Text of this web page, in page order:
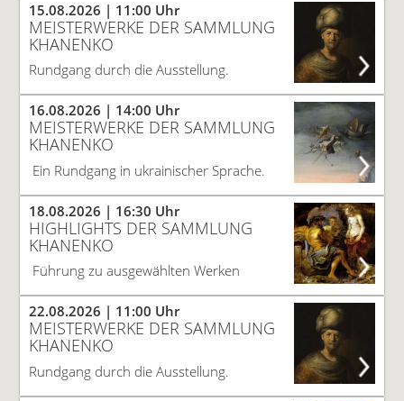
15.08.2026 | 11:00 Uhr
MEISTERWERKE DER SAMMLUNG
KHANENKO
Rundgang durch die Ausstellung.
16.08.2026 | 14:00 Uhr
MEISTERWERKE DER SAMMLUNG
KHANENKO
Ein Rundgang in ukrainischer Sprache.
18.08.2026 | 16:30 Uhr
HIGHLIGHTS DER SAMMLUNG
KHANENKO
Führung zu ausgewählten Werken
22.08.2026 | 11:00 Uhr
MEISTERWERKE DER SAMMLUNG
KHANENKO
Rundgang durch die Ausstellung.